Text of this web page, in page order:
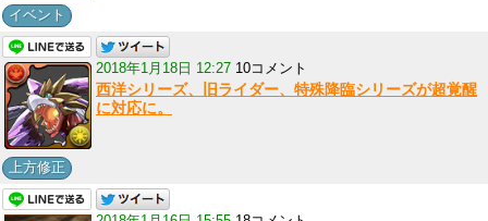
イベント
2018年1月18日 12:27 10コメント
西洋シリーズ、旧ライダー、特殊降臨シリーズが超覚醒
に対応に。
上方修正